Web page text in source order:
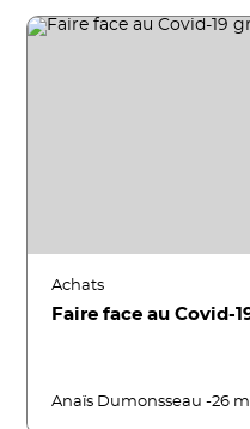
Achats
Faire face au Covid-
Anaïs Dumonsseau -26